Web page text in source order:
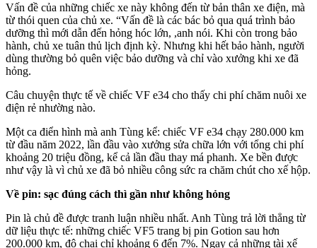
Vấn đề của những chiếc xe này không đến từ bản thân xe điện, mà
từ thói quen của chủ xe. “Vấn đề là các bác bỏ qua quá trình bảo
dưỡng thì mới dẫn đến hỏng hóc lớn, ,anh nói. Khi còn trong bảo
hành, chủ xe tuân thủ lịch định kỳ. Nhưng khi hết bảo hành, người
dùng thường bỏ quên việc bảo dưỡng và chỉ vào xưởng khi xe đã
hỏng.
Câu chuyện thực tế về chiếc VF e34 cho thấy chi phí chăm nuôi xe
điện rẻ nhường nào.
Một ca điển hình mà anh Tùng kể: chiếc VF e34 chạy 280.000 km
từ đầu năm 2022, lần đầu vào xưởng sửa chữa lớn với tổng chi phí
khoảng 20 triệu đồng, kể cả lần đầu thay má phanh. Xe bền được
như vậy là vì chủ xe đã bỏ nhiều công sức ra chăm chút cho xế hộp.
Về pin: sạc đúng cách thì gần như không hỏng
Pin là chủ đề được tranh luận nhiều nhất. Anh Tùng trả lời thẳng từ
dữ liệu thực tế: những chiếc VF5 trang bị pin Gotion sau hơn
200.000 km, độ chai chỉ khoảng 6 đến 7%. Ngay cả những tài xế